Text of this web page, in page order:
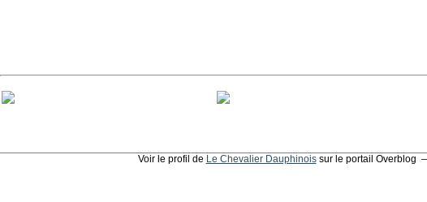
Voir le profil de Le Chevalier Dauphinoissur le portail Overblog